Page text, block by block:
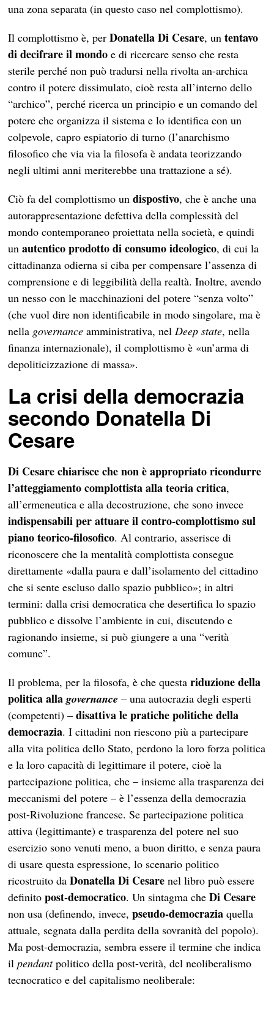
una zona separata (in questo caso nel complottismo).
Il complottismo è, perDonatella Di Cesare, untentavo
di decifrare il mondo e di ricercare senso che resta
sterile perché non può tradursi nella rivolta an-archica
contro il potere dissimulato, cioè resta all’interno dello
“archico”, perché ricerca un principio e un comando del
potere che organizza il sistema e lo identifica con un
colpevole, capro espiatorio di turno (l’anarchismo
filosofico che via via la filosofa è andata teorizzando
negli ultimi anni meriterebbe una trattazione a sé).
Ciò fa del complottismo undispostivo, che è anche una
autorappresentazione defettiva della complessità del
mondo contemporaneo proiettata nella società, e quindi
unautentico prodotto di consumo ideologico, di cui la
cittadinanza odierna si ciba per compensare l’assenza di
comprensione e di leggibilità della realtà. Inoltre, avendo
un nesso con le macchinazioni del potere “senza volto”
(che vuol dire non identificabile in modo singolare, ma è
nella governance amministrativa, nelDeep state, nella
finanza internazionale), il complottismo è «un’arma di
depoliticizzazione di massa».
La crisi della democrazia
secondo Donatella Di
Cesare
Di Cesare chiarisce che non è appropriato ricondurre
l’atteggiamento complottista alla teoria critica,
all’ermeneutica e alla decostruzione, che sono invece
indispensabili per attuare il contro-complottismo sul
piano teorico-filosofico. Al contrario, asserisce di
riconoscere che la mentalità complottista consegue
direttamente «dalla paura e dall’isolamento del cittadino
che si sente escluso dallo spazio pubblico»; in altri
termini: dalla crisi democratica che desertifica lo spazio
pubblico e dissolve l’ambiente in cui, discutendo e
ragionando insieme, si può giungere a una “verità
comune”.
Il problema, per la filosofa, è che questariduzione della
politica allagovernance – una autocrazia degli esperti
(competenti) –disattiva le pratiche politiche della
democrazia. I cittadini non riescono più a partecipare
alla vita politica dello Stato, perdono la loro forza politica
e la loro capacità di legittimare il potere, cioè la
partecipazione politica, che – insieme alla trasparenza dei
meccanismi del potere – è l’essenza della democrazia
post-Rivoluzione francese. Se partecipazione politica
attiva (legittimante) e trasparenza del potere nel suo
esercizio sono venuti meno, a buon diritto, e senza paura
di usare questa espressione, lo scenario politico
ricostruito daDonatella Di Cesare nel libro può essere
definitopost-democratico. Un sintagma cheDi Cesare
non usa (definendo, invece,pseudo-democraziaquella
attuale, segnata dalla perdita della sovranità del popolo).
Ma post-democrazia, sembra essere il termine che indica
ilpendantpolitico della post-verità, del neoliberalismo
tecnocratico e del capitalismo neoliberale: